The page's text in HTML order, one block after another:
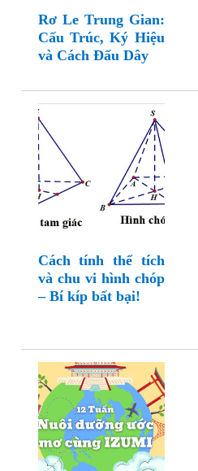
Rơ Le Trung Gian:
Cấu Trúc, Ký Hiệu
và Cách Đấu Dây
Cách tính thể tích
và chu vi hình chóp
– Bí kíp bất bại!